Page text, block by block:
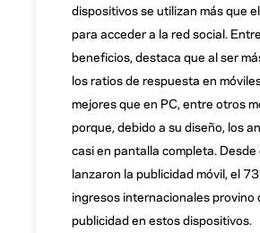
dispositivos se utilizan más que
para acceder a la red social.
beneficios, destaca que al ser
los ratios de respuesta en
mejores que en PC, entre otros
porque, debido a su diseño, los
casi en pantalla completa. Desde
lanzaron la publicidad móvil, el
ingresos internacionales provino
publicidad en estos dispositivos.